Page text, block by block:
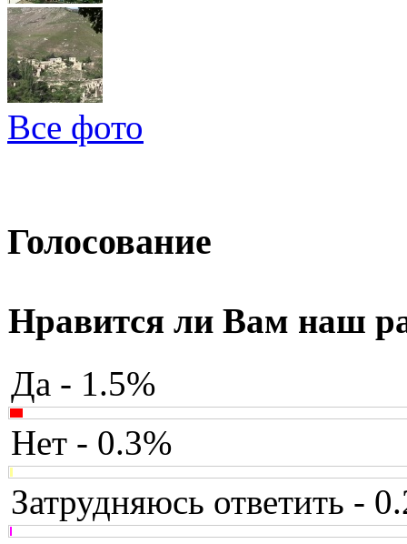
Все фото
Голосование
Нравится ли Вам наш
Да - 1.5%
Нет - 0.3%
Затрудняюсь ответить -